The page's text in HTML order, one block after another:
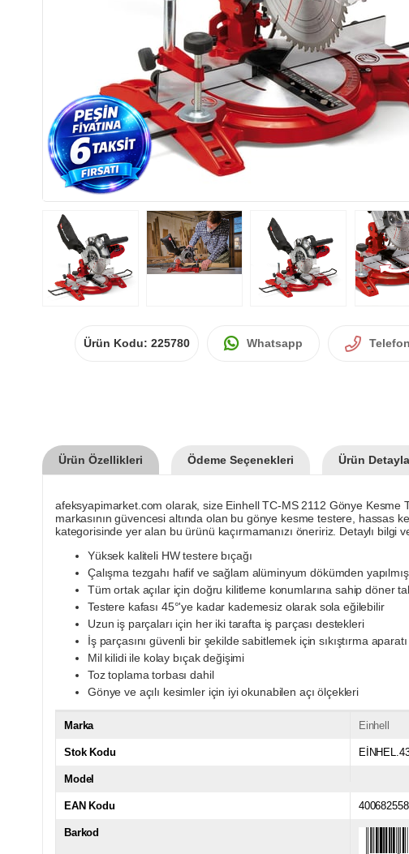
Ürün Kodu: 225780 Whatsapp Telefon
Ürün Özellikleri Ödeme Seçenekleri Ürün
afeksyapimarket.com olarak, size Einhell TC-MS 2112 Gönye Kesme
markasının güvencesi altında olan bu gönye kesme testere, hassas
kategorisinde yer alan bu ürünü kaçırmamanızı öneririz. Detaylı
Yüksek kaliteli HW testere bıçağı
Çalışma tezgahı hafif ve sağlam alüminyum dökümden
Tüm ortak açılar için doğru kilitleme konumlarına sahip döner
Testere kafası 45°'ye kadar kademesiz olarak sola eğilebilir
Uzun iş parçaları için her iki tarafta iş parçası destekleri
İş parçasını güvenli bir şekilde sabitlemek için sıkıştırma aparatı
Mil kilidi ile kolay bıçak değişimi
Toz toplama torbası dahil
Gönye ve açılı kesimler için iyi okunabilen açı ölçekleri
Marka Einhell
Stok Kodu
Model
EAN Kodu
Barkod